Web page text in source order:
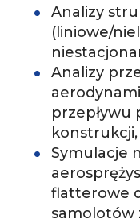
Analizy
(liniowe/
Analizy
przepływu
konstrukcji,
Symulacje
flatterowe
samolotów